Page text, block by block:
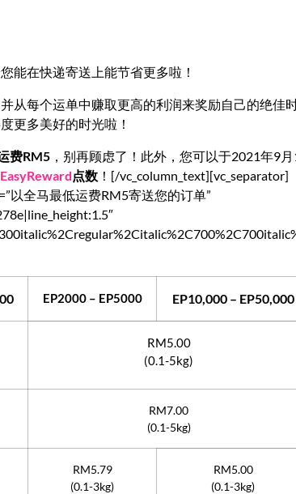
能在快递寄送上能节省更多啦！
从每个运单中赚取更高的利润来奖励自己的绝佳
更多美好的时光啦！
费RM5 ，别再顾虑了！此外，您可以于2021年9
EasyReward点数 ！[/vc_column_text][vc_separator]
以全马最低运费RM5寄送您的订单”
EP2000 – EP5000 EP10,000 – EP50,000
RM5.00
(0.1-5kg)
RM7.00
(0.1-5kg)
RM5.79
(0.1-3kg)
RM5.00
(0.1-3kg)